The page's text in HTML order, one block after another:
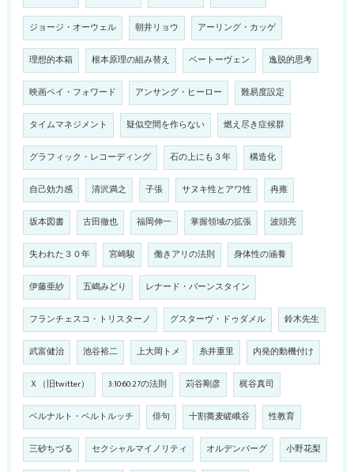
ジョージ・オーウェル 朝井リョウ アーリング・カッゲ
理想的本箱 根本原理の組み替え ベートーヴェン 逸脱的思考
映画ペイ・フォワード アンサング・ヒーロー 難易度設定
タイムマネジメント 疑似空間を作らない 燃え尽き症候群
グラフィック・レコーディング 石の上にも３年 構造化
自己効力感 清沢満之 子張 サヌキ性とアワ性 冉雍
坂本図書 古田徹也 福岡伸一 掌握領域の拡張 波頭亮
失われた３０年 宮崎駿 働きアリの法則 身体性の涵養
伊藤亜紗 五嶋みどり レナード・バーンスタイン
フランチェスコ・トリスターノ グスターヴ・ドゥダメル 鈴木先生
武富健治 池谷裕二 上大岡トメ 糸井重里 内発的動機付け
Ｘ（旧twitter） 3:10:60:27の法則 苅谷剛彦 梶谷真司
ベルナルト・ベルトルッチ 俳句 十割蕎麦嵯峨谷 性教育
三砂ちづる セクシャルマイノリティ オルデンバーグ 小野花梨